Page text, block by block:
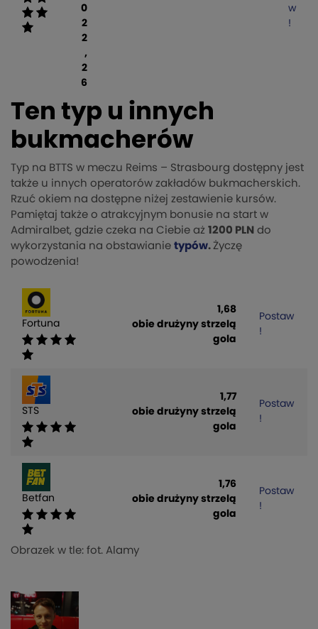
0
2
2
,
2
6
w
!
Ten typ u innych
bukmacherów
Typ na BTTS w meczu Reims – Strasbourg dostępny jest
także u innych operatorów zakładów bukmacherskich.
Rzuć okiem na dostępne niżej zestawienie kursów.
Pamiętaj także o atrakcyjnym bonusie na start w
Admiralbet, gdzie czeka na Ciebie aż 1200 PLN do
wykorzystania na obstawianie typów. Życzę
powodzenia!
Fortuna
1,68
obie drużyny strzelą
gola
Postaw
!
STS
1,77
obie drużyny strzelą
gola
Postaw
!
Betfan
1,76
obie drużyny strzelą
gola
Postaw
!
Obrazek w tle: fot. Alamy